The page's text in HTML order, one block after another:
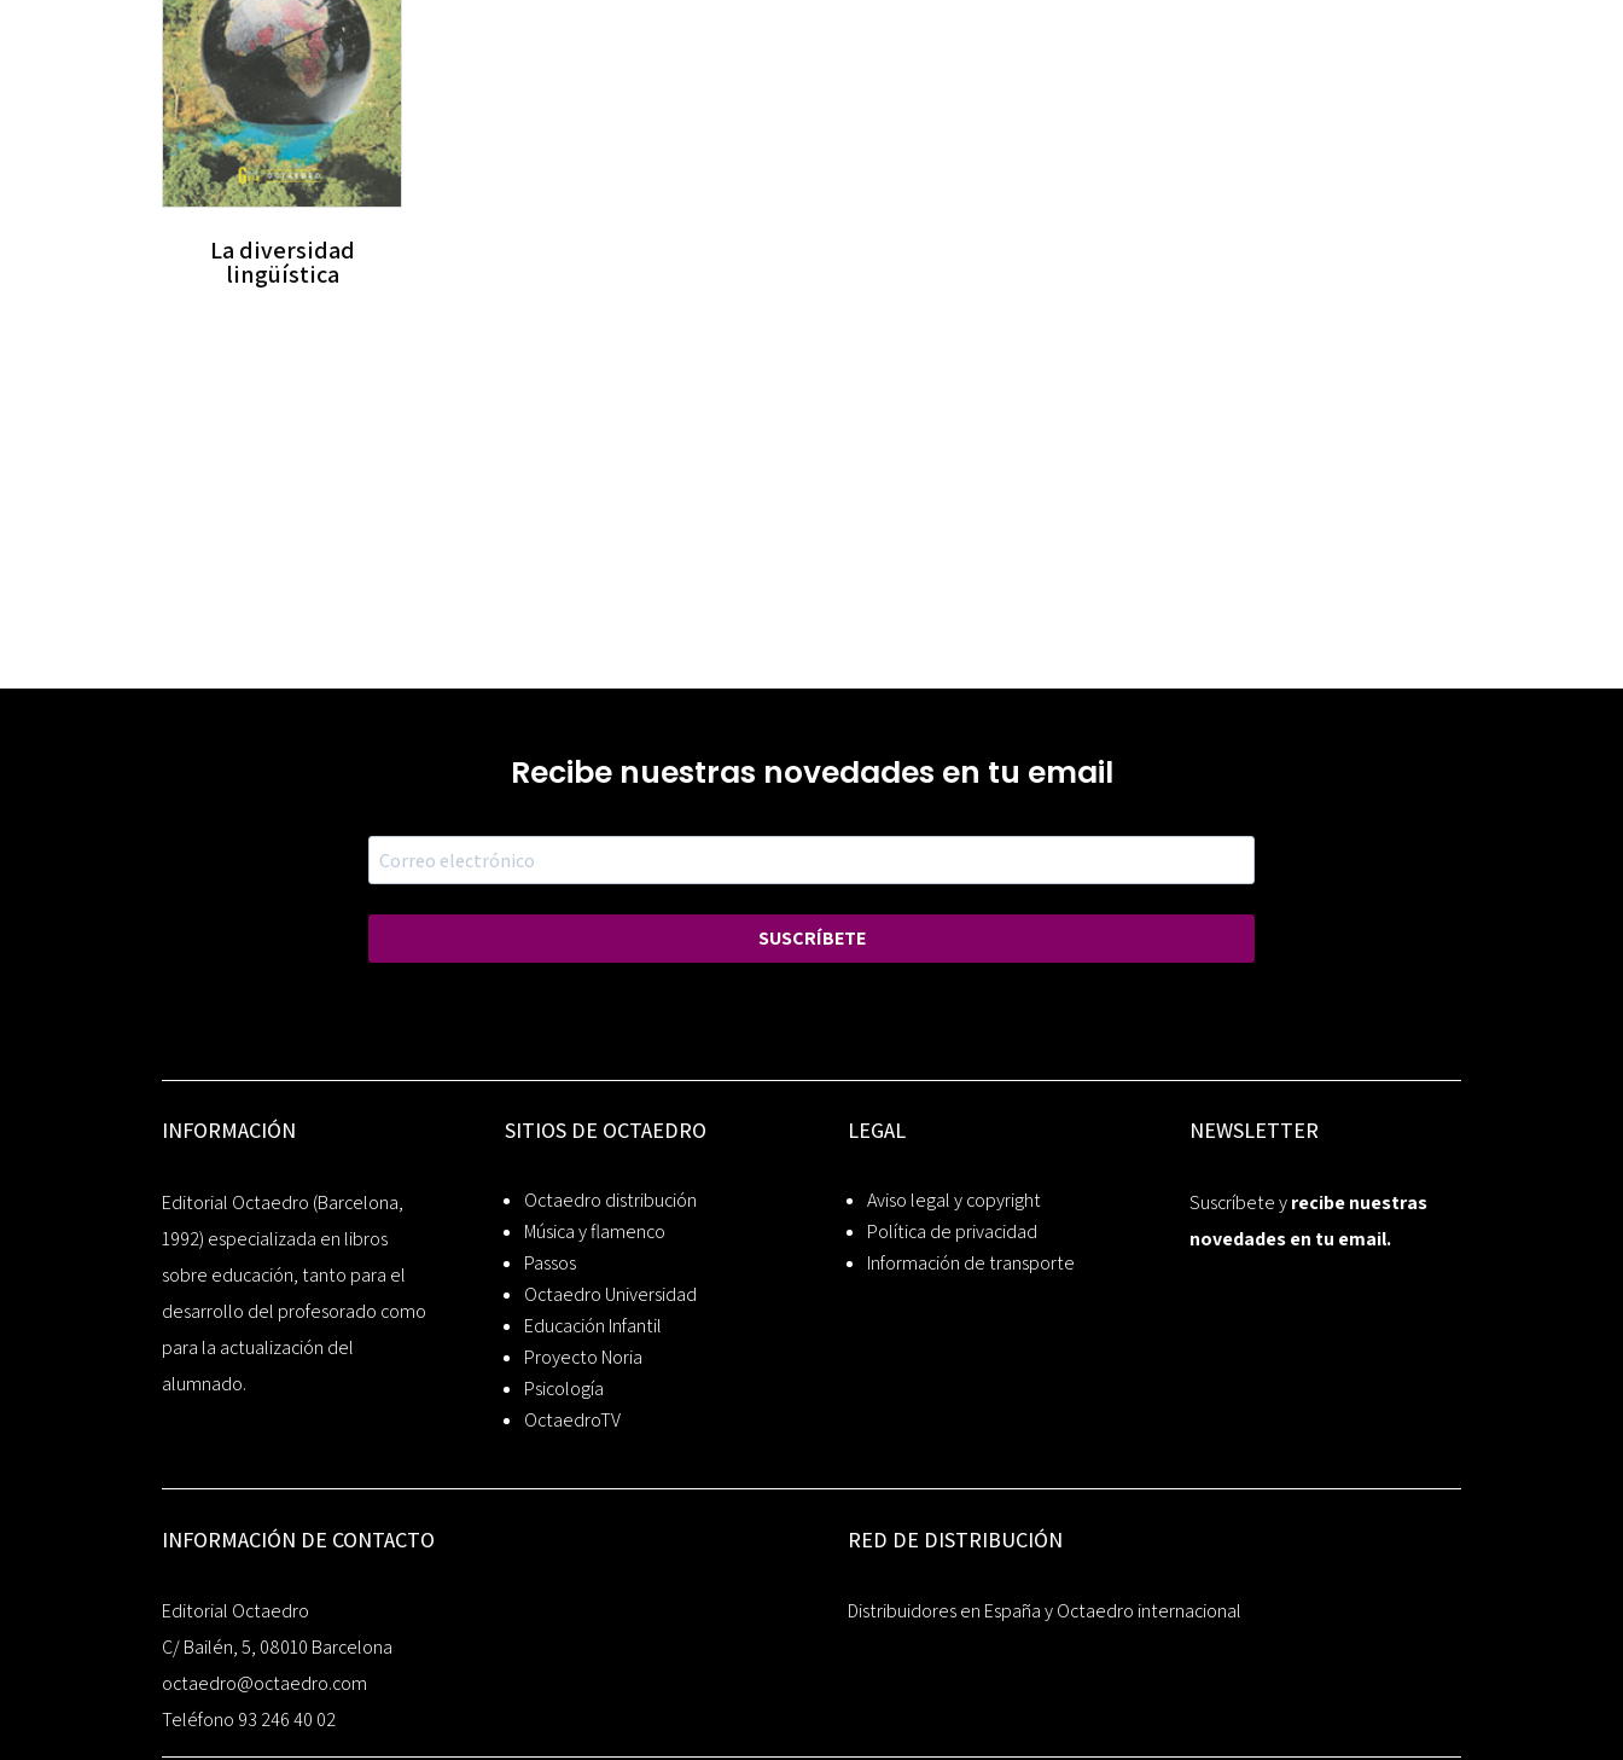
La diversidad
lingüística
Recibe nuestras novedades en tu email
SUSCRÍBETE
INFORMACIÓN
Editorial Octaedro (Barcelona,
1992) especializada en libros
sobre educación, tanto para el
desarrollo del profesorado como
para la actualización del
alumnado.
SITIOS DE OCTAEDRO
Octaedro distribución
Música y flamenco
Passos
Octaedro Universidad
Educación Infantil
Proyecto Noria
Psicología
OctaedroTV
LEGAL
Aviso legal y copyright
Política de privacidad
Información de transporte
NEWSLETTER
Suscríbete yrecibe nuestras
novedades en tu email.
INFORMACIÓN DE CONTACTO
Editorial Octaedro
C/ Bailén, 5, 08010 Barcelona
octaedro@octaedro.com
Teléfono 93 246 40 02
RED DE DISTRIBUCIÓN
Distribuidores en España y Octaedro internacional